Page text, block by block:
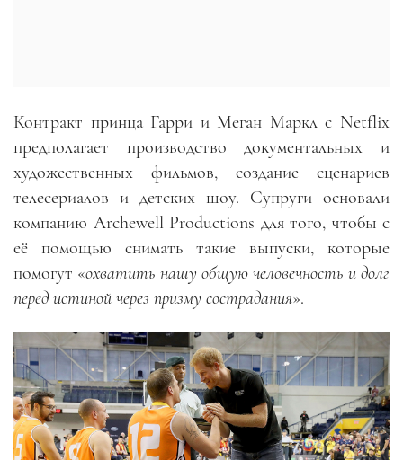
Контракт принца Гарри и Меган Маркл с Netflix
предполагает производство документальных и
художественных фильмов, создание сценариев
телесериалов и детских шоу. Супруги основали
компанию Archewell Productions для того, чтобы с
её помощью снимать такие выпуски, которые
помогут «охватить нашу общую человечность и долг
перед истиной через призму сострадания».